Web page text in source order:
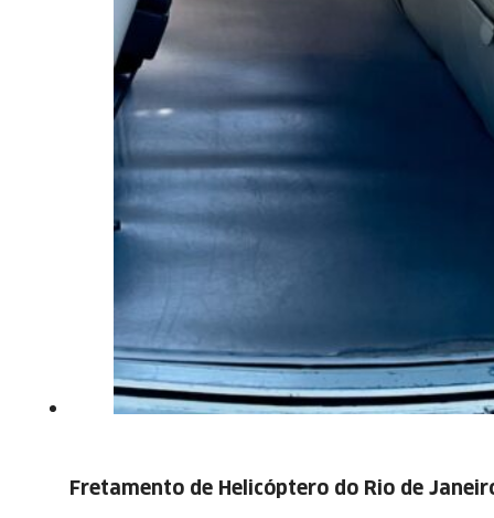
Fretamento de Helicóptero do Rio de